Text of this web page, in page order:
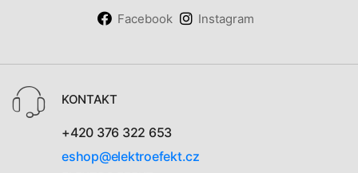
Facebook Instagram
KONTAKT
+420 376 322 653
eshop@elektroefekt.cz